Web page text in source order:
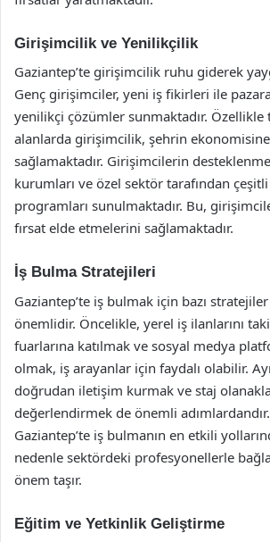
Girişimcilik ve Yenilikçilik
Gaziantep’te girişimcilik ruhu giderek
Genç girişimciler, yeni iş fikirleri ile
yenilikçi çözümler sunmaktadır.
alanlarda girişimcilik, şehrin ekonomisine
sağlamaktadır. Girişimcilerin
kurumları ve özel sektör tarafından
programları sunulmaktadır. Bu,
fırsat elde etmelerini sağlamaktadır.
İş Bulma Stratejileri
Gaziantep’te iş bulmak için bazı
önemlidir. Öncelikle, yerel iş ilanlarını
fuarlarına katılmak ve sosyal medya
olmak, iş arayanlar için faydalı olabilir.
doğrudan iletişim kurmak ve staj
değerlendirmek de önemli
Gaziantep’te iş bulmanın en etkili
nedenle sektördeki profesyonellerle
önem taşır.
Eğitim ve Yetkinlik Geliştirme